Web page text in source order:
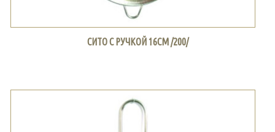
СИТО С РУЧКОЙ 16СМ /200/